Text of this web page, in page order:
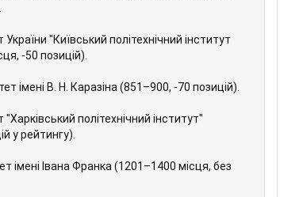
"Київський політехнічний інститут
-50 позицій).
імені В. Н. Каразіна (851–900, -70 позицій).
політехнічний інститут"
у рейтингу).
імені Івана Франка (1201–1400 місця, без